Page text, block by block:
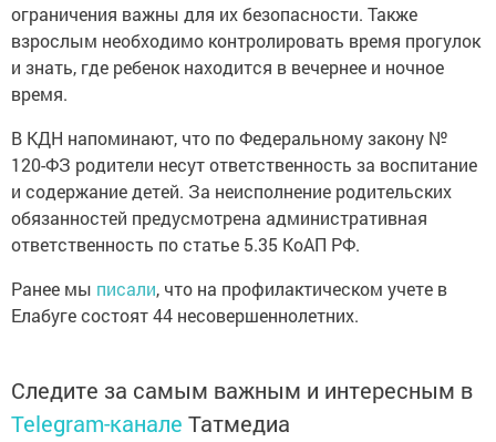
ограничения важны для их безопасности. Также
взрослым необходимо контролировать время прогулок
и знать, где ребенок находится в вечернее и ночное
время.
В КДН напоминают, что по Федеральному закону №
120-ФЗ родители несут ответственность за воспитание
и содержание детей. За неисполнение родительских
обязанностей предусмотрена административная
ответственность по статье 5.35 КоАП РФ.
Ранее мы писали, что на профилактическом учете в
Елабуге состоят 44 несовершеннолетних.
Следите за самым важным и интересным в
Telegram-канале Татмедиа